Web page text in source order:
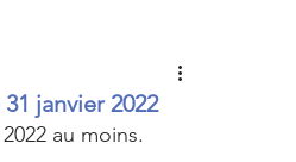
janvier 2022
au moins.